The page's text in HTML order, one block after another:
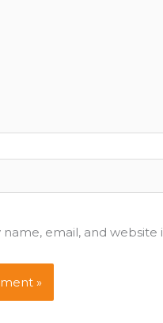
name, email, and